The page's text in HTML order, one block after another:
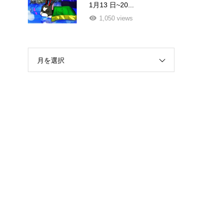
1月13 日~20...
1,050 views
月を選択